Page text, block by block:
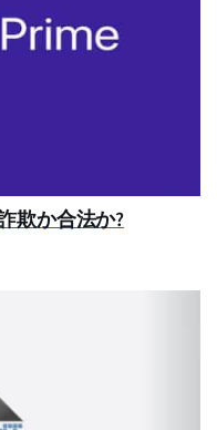
欺か合法か?